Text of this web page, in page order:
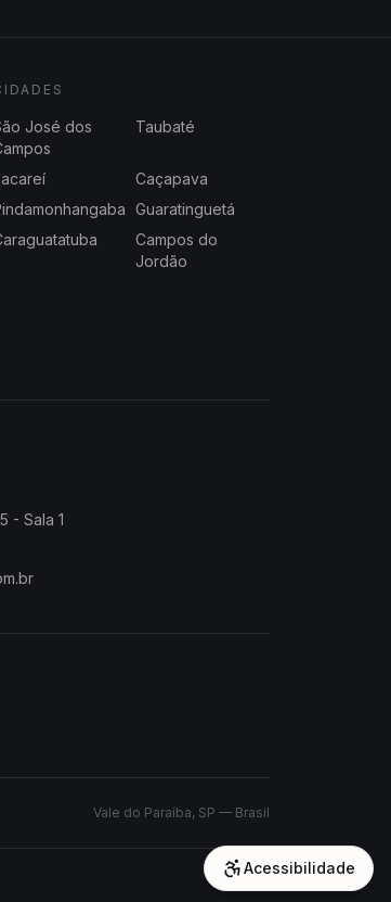
José dos
Taubaté
Caçapava
Guaratinguetá
Campos do
Jordão
- Sala 1
Vale do Paraíba, SP — Brasil
Acessibilidade